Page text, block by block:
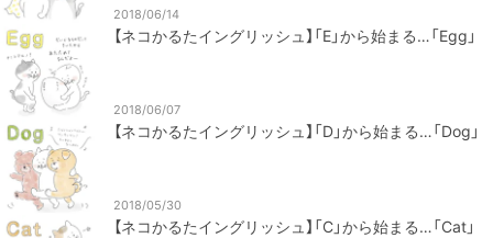
2018/06/14
【ネコかるたイングリッシュ】「E」から始まる…「Egg」
2018/06/07
【ネコかるたイングリッシュ】「D」から始まる…「Dog」
2018/05/30
【ネコかるたイングリッシュ】「C」から始まる…「Cat」